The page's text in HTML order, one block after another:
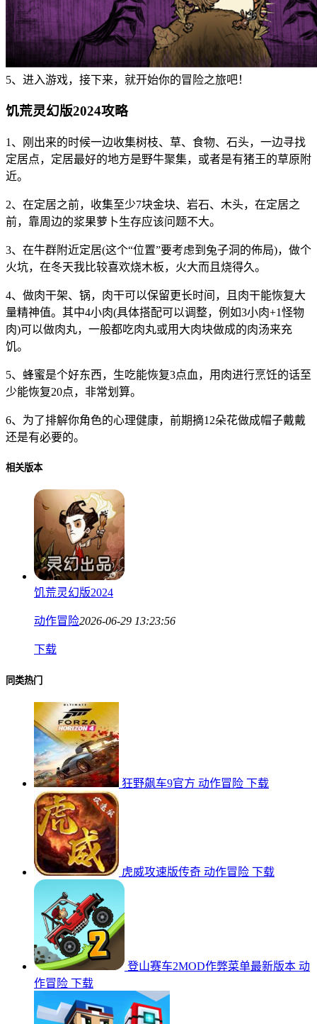
5、进入游戏，接下来，就开始你的冒险之旅吧！
饥荒灵幻版2024攻略
1、刚出来的时候一边收集树枝、草、食物、石头，一边寻找
定居点，定居最好的地方是野牛聚集，或者是有猪王的草原附
近。
2、在定居之前，收集至少7块金块、岩石、木头，在定居之
前，靠周边的浆果萝卜生存应该问题不大。
3、在牛群附近定居(这个“位置”要考虑到兔子洞的佈局)，做个
火坑，在冬天我比较喜欢烧木板，火大而且烧得久。
4、做肉干架、锅，肉干可以保留更长时间，且肉干能恢复大
量精神值。其中4小肉(具体搭配可以调整，例如3小肉+1怪物
肉)可以做肉丸，一般都吃肉丸或用大肉块做成的肉汤来充
饥。
5、蜂蜜是个好东西，生吃能恢复3点血，用肉进行烹饪的话至
少能恢复20点，非常划算。
6、为了排解你角色的心理健康，前期摘12朵花做成帽子戴戴
还是有必要的。
相关版本
饥荒灵幻版2024
动作冒险2026-06-29 13:23:56
下载
同类热门
狂野飙车9官方 动作冒险 下载
虎威攻速版传奇 动作冒险 下载
登山赛车2MOD作弊菜单最新版本 动
作冒险 下载